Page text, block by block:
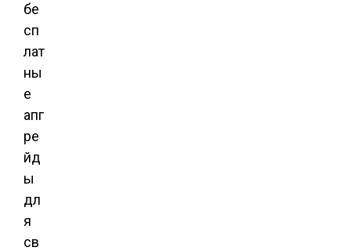
бе
сп
лат
ны
е
апг
ре
йд
ы
дл
я
св